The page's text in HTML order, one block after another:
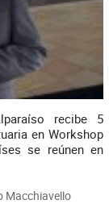
recibe 5
en Workshop
se reúnen en
Macchiavello